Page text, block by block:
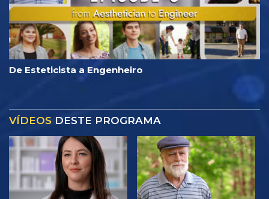
De Esteticista a Engenheiro
VÍDEOS DESTE PROGRAMA